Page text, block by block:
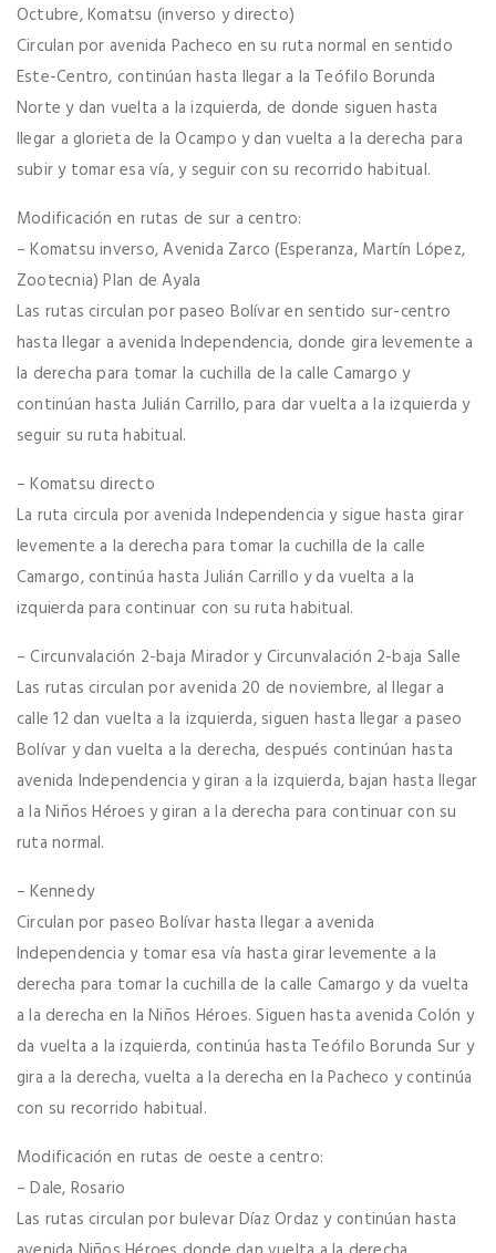
Octubre, Komatsu (inverso y directo)
Circulan por avenida Pacheco en su ruta normal en sentido
Este-Centro, continúan hasta llegar a la Teófilo Borunda
Norte y dan vuelta a la izquierda, de donde siguen hasta
llegar a glorieta de la Ocampo y dan vuelta a la derecha para
subir y tomar esa vía, y seguir con su recorrido habitual.
Modificación en rutas de sur a centro:
– Komatsu inverso, Avenida Zarco (Esperanza, Martín López,
Zootecnia) Plan de Ayala
Las rutas circulan por paseo Bolívar en sentido sur-centro
hasta llegar a avenida Independencia, donde gira levemente a
la derecha para tomar la cuchilla de la calle Camargo y
continúan hasta Julián Carrillo, para dar vuelta a la izquierda y
seguir su ruta habitual.
– Komatsu directo
La ruta circula por avenida Independencia y sigue hasta girar
levemente a la derecha para tomar la cuchilla de la calle
Camargo, continúa hasta Julián Carrillo y da vuelta a la
izquierda para continuar con su ruta habitual.
– Circunvalación 2-baja Mirador y Circunvalación 2-baja Salle
Las rutas circulan por avenida 20 de noviembre, al llegar a
calle 12 dan vuelta a la izquierda, siguen hasta llegar a paseo
Bolívar y dan vuelta a la derecha, después continúan hasta
avenida Independencia y giran a la izquierda, bajan hasta llegar
a la Niños Héroes y giran a la derecha para continuar con su
ruta normal.
– Kennedy
Circulan por paseo Bolívar hasta llegar a avenida
Independencia y tomar esa vía hasta girar levemente a la
derecha para tomar la cuchilla de la calle Camargo y da vuelta
a la derecha en la Niños Héroes. Siguen hasta avenida Colón y
da vuelta a la izquierda, continúa hasta Teófilo Borunda Sur y
gira a la derecha, vuelta a la derecha en la Pacheco y continúa
con su recorrido habitual.
Modificación en rutas de oeste a centro:
– Dale, Rosario
Las rutas circulan por bulevar Díaz Ordaz y continúan hasta